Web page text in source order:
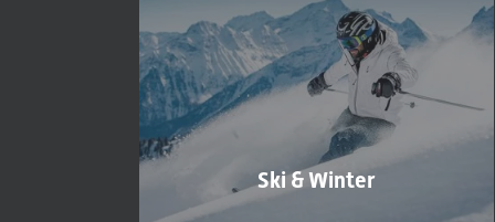
Ski & Winter